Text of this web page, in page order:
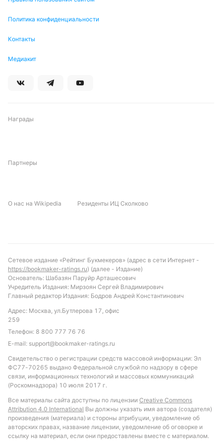
было забито три и более голов.
Обновлено:
Политика конфиденциальности
Контакты
Медиакит
Награды
Партнеры
О нас на Wikipedia Резиденты ИЦ Сколково
Сетевое издание «Рейтинг Букмекеров» (адрес в сети Интернет -
https://bookmaker-ratings.ru) (далее - Издание)
Основатель: Шабазян Паруйр Арташесович
Учредитель Издания: Мирзоян Сергей Владимирович
Главный редактор Издания: Бодров Андрей Константинович
Адрес: Москва, ул.Бутлерова 17, офис
259
Телефон: 8 800 777 76 76
E-mail: support@bookmaker-ratings.ru
Свидетельство о регистрации средств массовой информации: Эл
ФС77-70265 выдано Федеральной службой по надзору в сфере
связи, информационных технологий и массовых коммуникаций
(Роскомнадзора) 10 июля 2017 г.
Все материалы сайта доступны по лицензии Creative Commons
Attribution 4.0 International Вы должны указать имя автора (создателя)
произведения (материала) и стороны атрибуции, уведомление об
авторских правах, название лицензии, уведомление об оговорке и
ссылку на материал, если они предоставлены вместе с материалом.